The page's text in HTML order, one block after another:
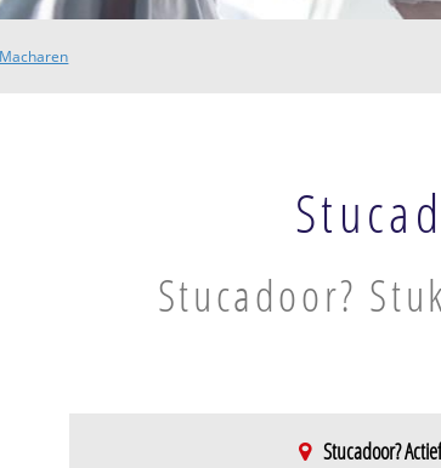
Stucadoor?
Stucadoor?